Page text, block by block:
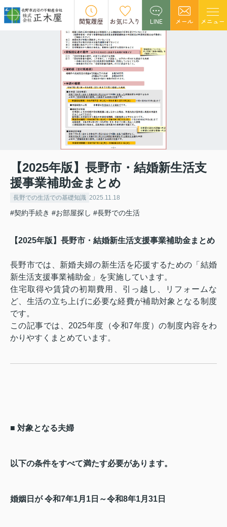
閲覧履歴 お気に入り LINE メール メニュー
【2025年版】長野市・結婚新生活支
援事業補助金まとめ
長野での生活での基礎知識 2025.11.18
#契約手続き #お部屋探し #長野での生活
【2025年版】長野市・結婚新生活支援事業補助金まとめ
長野市では、新婚夫婦の新生活を応援するための「結婚
新生活支援事業補助金」を実施しています。
住宅取得や賃貸の初期費用、引っ越し、リフォームな
ど、生活の立ち上げに必要な経費が補助対象となる制度
です。
この記事では、2025年度（令和7年度）の制度内容をわ
かりやすくまとめています。
■ 対象となる夫婦
以下の条件をすべて満たす必要があります。
婚姻日が令和7年1月1日～令和8年1月31日